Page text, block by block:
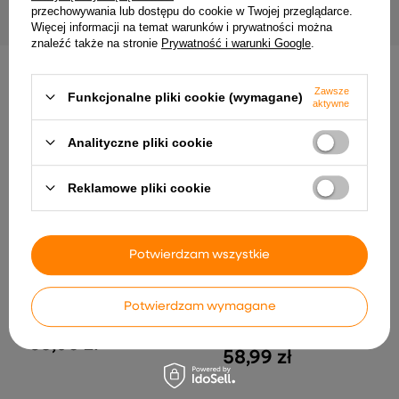
MiBoxer C1-W Pilot 4-
strefowy 2.4GHz Regulacja
jasności barwy bieli biały
35,06 zł
Mikrofalowy czujnik
obecności ruchu 2.4GHz RF
58,99 zł
przechowywania lub dostępu do cookie w Twojej przeglądarce.
Więcej informacji na temat warunków i prywatności można
znaleźć także na stronie Prywatność i warunki Google
Funkcjonalne pliki cookie (wymagane)
Zawsze
aktywne
Analityczne pliki cookie
Reklamowe pliki cookie
Potwierdzam wymagane
Potwierdzam wszystkie